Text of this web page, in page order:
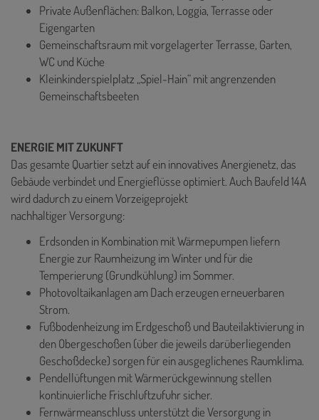
Private Außenflächen: Balkon, Loggia, Terrasse oder
Eigengarten
Gemeinschaftsraum mit vorgelagerter Terrasse, Garten,
WC und Küche
Kleinkinderspielplatz „Spiel-Hain“ mit angrenzenden
Gemeinschaftsbeeten
ENERGIE MIT ZUKUNFT
Das gesamte Quartier setzt auf ein innovatives Anergienetz, das
Gebäude verbindet und Energieflüsse optimiert. Auch Baufeld 14A
wird dadurch zu einem Vorzeigeprojekt
nachhaltiger Versorgung:
Erdsonden in Kombination mit Wärmepumpen liefern
Energie zur Raumheizung im Winter und für die
Temperierung (Grundkühlung) im Sommer.
Photovoltaikanlagen am Dach erzeugen erneuerbaren
Strom.
Fußbodenheizung im Erdgeschoß und Bauteilaktivierung in
den Obergeschoßen (über die jeweils darüberliegenden
Geschoßdecke) sorgen für ein ausgeglichenes Raumklima.
Pendellüftungen mit Wärmerückgewinnung stellen
kontinuierliche Frischluftzufuhr sicher.
Fernwärmeanschluss unterstützt die Versorgung in